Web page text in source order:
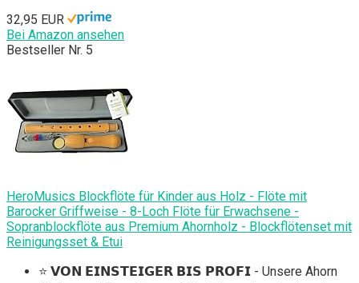
32,95 EUR
Bei Amazon ansehen
Bestseller Nr. 5
HeroMusics Blockflöte für Kinder aus Holz - Flöte mit
Barocker Griffweise - 8-Loch Flöte für Erwachsene -
Sopranblockflöte aus Premium Ahornholz - Blockflötenset mit
Reinigungsset & Etui
⭐️ 𝗩𝗢𝗡 𝗘𝗜𝗡𝗦𝗧𝗘𝗜𝗚𝗘𝗥 𝗕𝗜𝗦 𝗣𝗥𝗢𝗙𝗜 - Unsere Ahorn